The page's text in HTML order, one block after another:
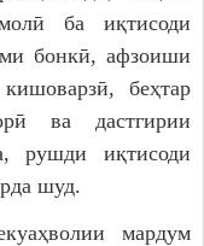
ба иқтисоди
бонкӣ, афзоиши
беҳтар
ва дастгирии
рушди иқтисоди
шуд.
мардум